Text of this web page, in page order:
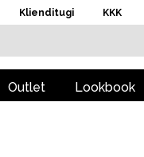
Klienditugi KKK
Outlet Lookbook